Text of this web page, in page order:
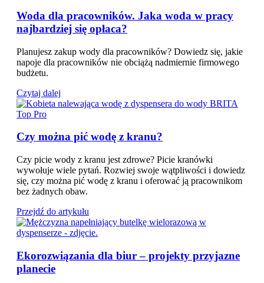
Woda dla pracowników. Jaka woda w pracy
najbardziej się opłaca?
Planujesz zakup wody dla pracowników? Dowiedz się, jakie
napoje dla pracowników nie obciążą nadmiernie firmowego
budżetu.
Czytaj dalej
Czy można pić wodę z kranu?
Czy picie wody z kranu jest zdrowe? Picie kranówki
wywołuje wiele pytań. Rozwiej swoje wątpliwości i dowiedz
się, czy można pić wodę z kranu i oferować ją pracownikom
bez żadnych obaw.
Przejdź do artykułu
Ekorozwiązania dla biur – projekty przyjazne
planecie